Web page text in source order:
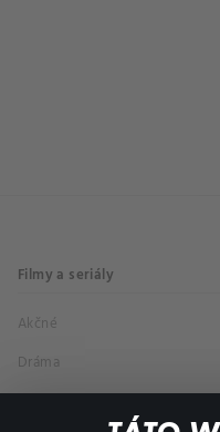
Filmy a seriály
Akčné
Dráma